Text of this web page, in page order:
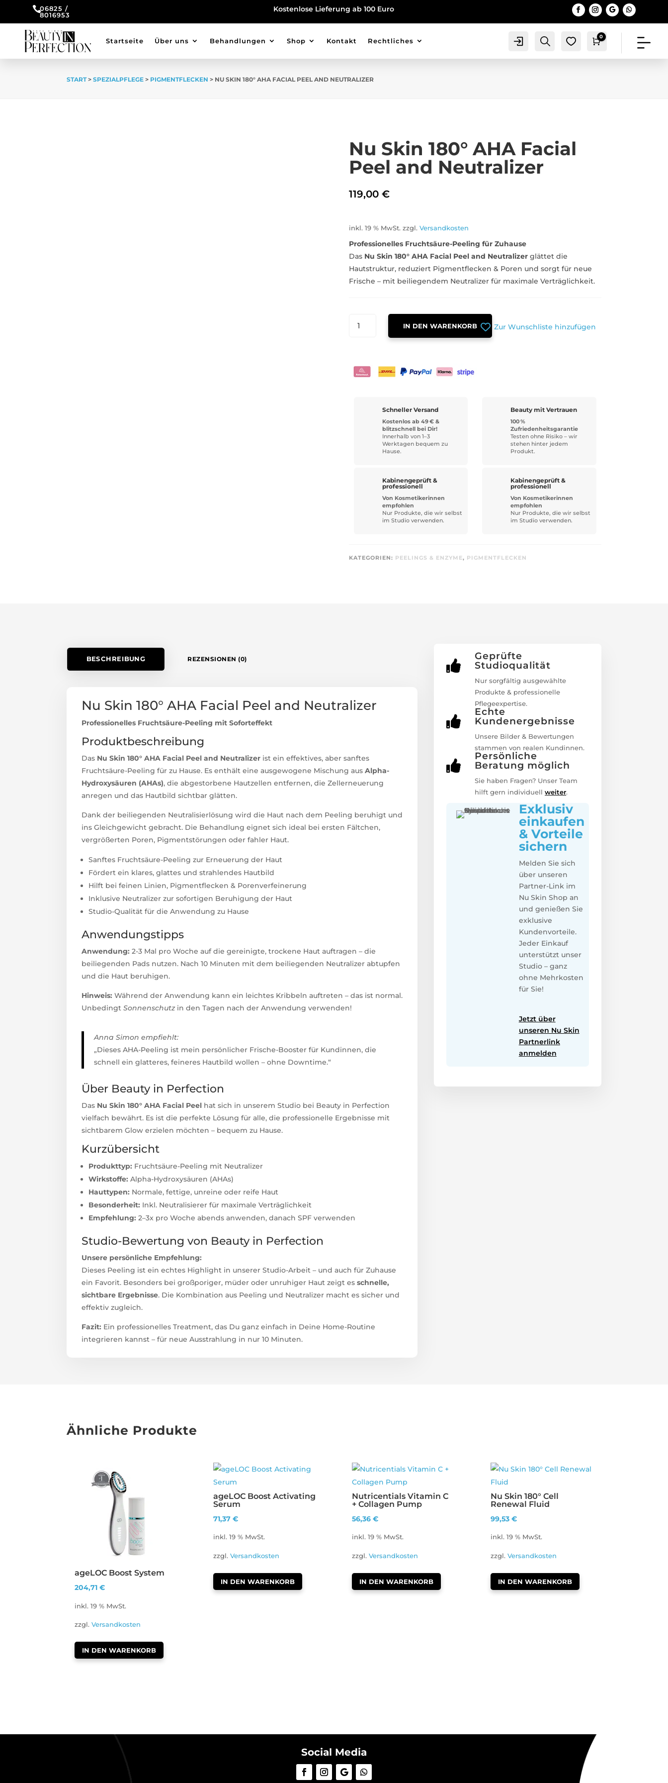
06825 /
8016953
Kostenlose Lieferung ab 100 Euro
Startseite Über uns Behandlungen Shop Kontakt Rechtliches Account Search Warenkorb
0
€
START>SPEZIALPFLEGE > PIGMENTFLECKEN > NU SKIN 180° AHA FACIAL PEEL AND NEUTRALIZER
Nu Skin 180° AHA Facial
Peel and Neutralizer
119,00 €
inkl. 19 % MwSt. zzgl. Versandkosten
Professionelles Fruchtsäure-Peeling für Zuhause
Das Nu Skin 180° AHA Facial Peel and Neutralizerglättet die
Hautstruktur, reduziert Pigmentflecken & Poren und sorgt für neue
Frische – mit beiliegendem Neutralizer für maximale Verträglichkeit.
SKIN
FACIAL
PEEL
IN DEN WARENKORB Zur Wunschliste hinzufügen
Schneller Versand
Kostenlos ab 49 € &
blitzschnell bei Dir!
Innerhalb von 1–3
Werktagen bequem zu
Hause.
Kabinengeprüft &
professionell
Von Kosmetikerinnen
empfohlen
Nur Produkte, die wir selbst
im Studio verwenden.
Beauty mit Vertrauen
100 %
Zufriedenheitsgarantie
Testen ohne Risiko – wir
stehen hinter jedem
Produkt.
Kabinengeprüft &
professionell
Von Kosmetikerinnen
empfohlen
Nur Produkte, die wir selbst
im Studio verwenden.
KATEGORIEN: PEELINGS & ENZYME, PIGMENTFLECKEN
BESCHREIBUNG REZENSIONEN (0)
Nu Skin 180° AHA Facial Peel and Neutralizer
Professionelles Fruchtsäure-Peeling mit Soforteffekt
Produktbeschreibung
Das Nu Skin 180° AHA Facial Peel and Neutralizer ist ein effektives, aber sanftes
Fruchtsäure-Peeling für zu Hause. Es enthält eine ausgewogene Mischung ausAlpha-
Hydroxysäuren (AHAs), die abgestorbene Hautzellen entfernen, die Zellerneuerung
anregen und das Hautbild sichtbar glätten.
Dank der beiliegenden Neutralisierlösung wird die Haut nach dem Peeling beruhigt und
ins Gleichgewicht gebracht. Die Behandlung eignet sich ideal bei ersten Fältchen,
vergrößerten Poren, Pigmentstörungen oder fahler Haut.
Sanftes Fruchtsäure-Peeling zur Erneuerung der Haut
Fördert ein klares, glattes und strahlendes Hautbild
Hilft bei feinen Linien, Pigmentflecken & Porenverfeinerung
Inklusive Neutralizer zur sofortigen Beruhigung der Haut
Studio-Qualität für die Anwendung zu Hause
Anwendungstipps
Anwendung: 2-3 Mal pro Woche auf die gereinigte, trockene Haut auftragen – die
beiliegenden Pads nutzen. Nach 10 Minuten mit dem beiliegenden Neutralizer abtupfen
und die Haut beruhigen.
Hinweis: Während der Anwendung kann ein leichtes Kribbeln auftreten – das ist normal.
UnbedingtSonnenschutzin den Tagen nach der Anwendung verwenden!
Anna Simon empfiehlt:
„Dieses AHA-Peeling ist mein persönlicher Frische-Booster für Kundinnen, die
schnell ein glatteres, feineres Hautbild wollen – ohne Downtime.“
Über Beauty in Perfection
Das Nu Skin 180° AHA Facial Peel hat sich in unserem Studio bei Beauty in Perfection
vielfach bewährt. Es ist die perfekte Lösung für alle, die professionelle Ergebnisse mit
sichtbarem Glow erzielen möchten – bequem zu Hause.
Kurzübersicht
Produkttyp: Fruchtsäure-Peeling mit Neutralizer
Wirkstoffe: Alpha-Hydroxysäuren (AHAs)
Hauttypen: Normale, fettige, unreine oder reife Haut
Besonderheit: Inkl. Neutralisierer für maximale Verträglichkeit
Empfehlung: 2–3x pro Woche abends anwenden, danach SPF verwenden
Studio-Bewertung von Beauty in Perfection
Unsere persönliche Empfehlung:
Dieses Peeling ist ein echtes Highlight in unserer Studio-Arbeit – und auch für Zuhause
ein Favorit. Besonders bei großporiger, müder oder unruhiger Haut zeigt esschnelle,
sichtbare Ergebnisse. Die Kombination aus Peeling und Neutralizer macht es sicher und
effektiv zugleich.
Fazit: Ein professionelles Treatment, das Du ganz einfach in Deine Home-Routine
integrieren kannst – für neue Ausstrahlung in nur 10 Minuten.

Geprüfte
Studioqualität
Nur sorgfältig ausgewählte
Produkte & professionelle
Pflegeexpertise.

Echte
Kundenergebnisse
Unsere Bilder & Bewertungen
stammen von realen Kundinnen.

Persönliche
Beratung möglich
Sie haben Fragen? Unser Team
hilft gern individuellweiter.
Exklusiv
einkaufen
& Vorteile
sichern
Melden Sie sich
über unseren
Partner-Link im
Nu Skin Shop an
und genießen Sie
exklusive
Kundenvorteile.
Jeder Einkauf
unterstützt unser
Studio – ganz
ohne Mehrkosten
für Sie!
Jetzt über
unseren Nu Skin
Partnerlink
anmelden
Ähnliche Produkte
ageLOC Boost System
204,71€
inkl. 19 % MwSt.
zzgl.Versandkosten
IN DEN WARENKORB
ageLOC Boost Activating
Serum
71,37€
inkl. 19 % MwSt.
zzgl.Versandkosten
IN DEN WARENKORB
Nutricentials Vitamin C
+ Collagen Pump
56,36€
inkl. 19 % MwSt.
zzgl.Versandkosten
IN DEN WARENKORB
Nu Skin 180° Cell
Renewal Fluid
99,53€
inkl. 19 % MwSt.
zzgl.Versandkosten
IN DEN WARENKORB
Social Media